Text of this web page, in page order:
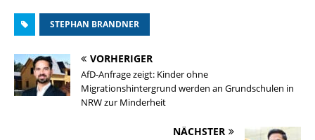
STEPHAN BRANDNER
VORHERIGER
AfD-Anfrage zeigt: Kinder ohne
Migrationshintergrund werden an Grundschulen in
NRW zur Minderheit
NÄCHSTER